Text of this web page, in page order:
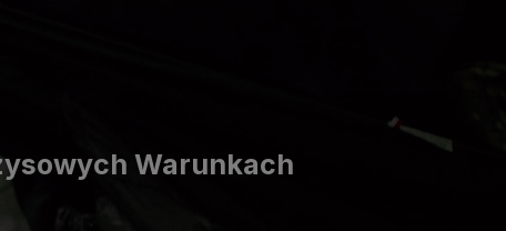
Warunkach